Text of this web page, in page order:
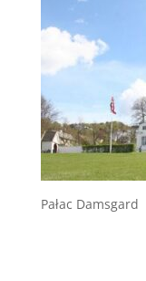
Pałac Damsgard